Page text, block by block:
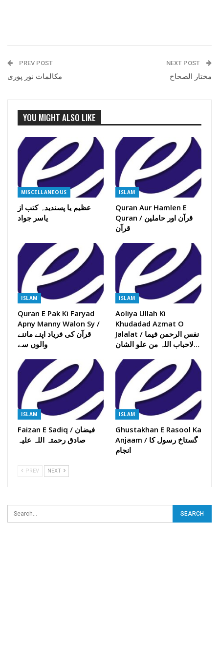
PREV POST
مکالمات نور پوری
NEXT POST
مختار الصحاح
YOU MIGHT ALSO LIKE
MISCELLANEOUS
عظیم یا پسندیدہ کتب از
یاسر جواد
ISLAM
Quran Aur Hamlen E
Quran / قرآن اور حاملین
قرآن
ISLAM
Quran E Pak Ki Faryad
Apny Manny Walon Sy /
قرآن کی فریاد اپنے ماننے
والوں سے
ISLAM
Aoliya Ullah Ki
Khudadad Azmat O
Jalalat / نفس الرحمن فیما
لاحباب اللہ من علو الشان…
ISLAM
Faizan E Sadiq / فیضان
صادق رحمتہ اللہ علیہ
ISLAM
Ghustakhan E Rasool Ka
Anjaam / گستاخ رسول کا
انجام
PREV NEXT